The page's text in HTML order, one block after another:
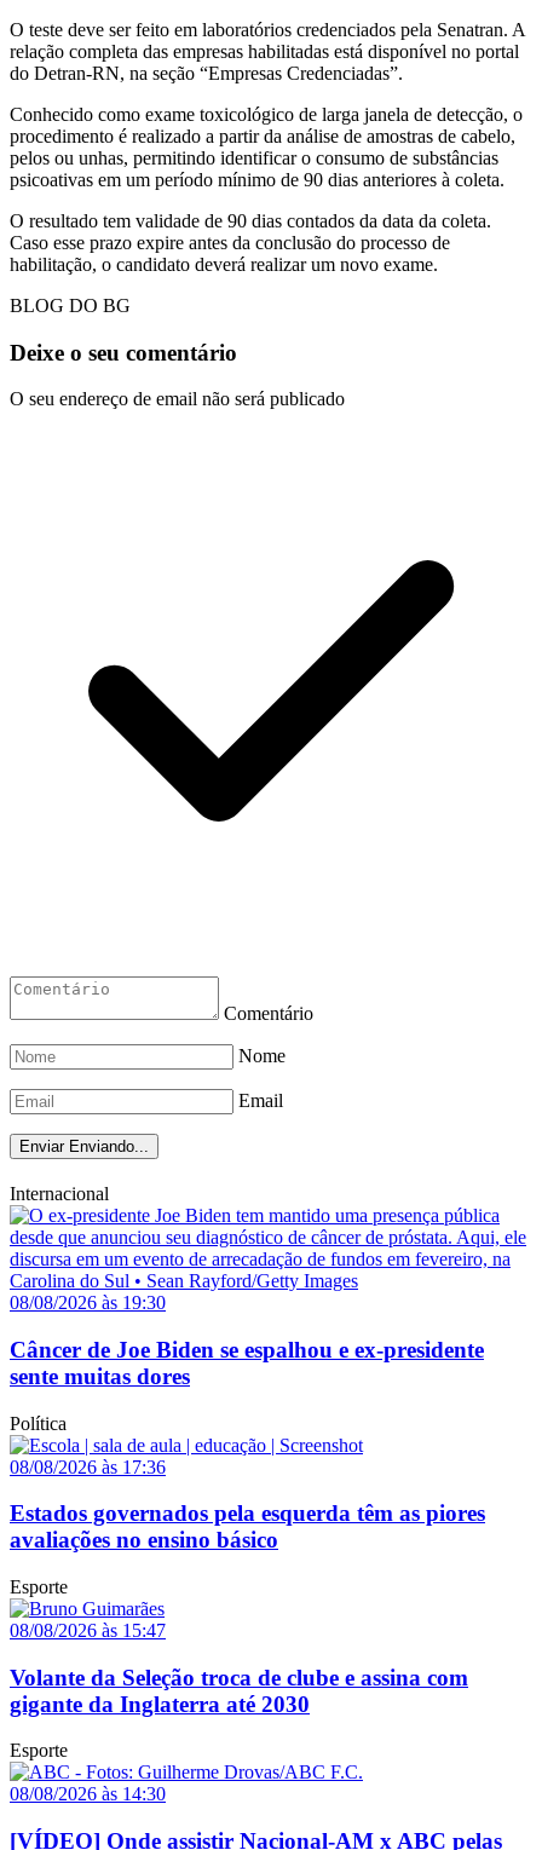
O teste deve ser feito em laboratórios credenciados pela Senatran. A
relação completa das empresas habilitadas está disponível no portal
do Detran-RN, na seção “Empresas Credenciadas”.
Conhecido como exame toxicológico de larga janela de detecção, o
procedimento é realizado a partir da análise de amostras de cabelo,
pelos ou unhas, permitindo identificar o consumo de substâncias
psicoativas em um período mínimo de 90 dias anteriores à coleta.
O resultado tem validade de 90 dias contados da data da coleta.
Caso esse prazo expire antes da conclusão do processo de
habilitação, o candidato deverá realizar um novo exame.
BLOG DO BG
Deixe o seu comentário
O seu endereço de email não será publicado
Comentário
Nome
Email
Enviar Enviando...
Internacional
08/08/2026 às 19:30
Câncer de Joe Biden se espalhou e ex-presidente
sente muitas dores
Política
08/08/2026 às 17:36
Estados governados pela esquerda têm as piores
avaliações no ensino básico
Esporte
08/08/2026 às 15:47
Volante da Seleção troca de clube e assina com
gigante da Inglaterra até 2030
Esporte
08/08/2026 às 14:30
[VÍDEO] Onde assistir Nacional-AM x ABC pelas